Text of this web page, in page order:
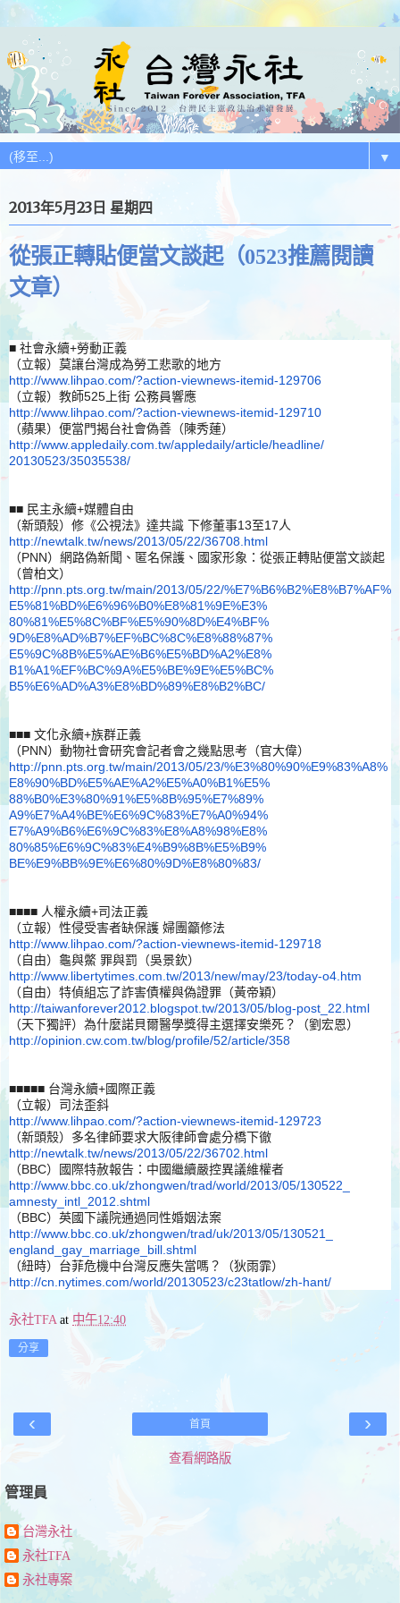
▼
2013年5月23日 星期四
從張正轉貼便當文談起（0523推薦閱讀
文章）
■ 社會永續+勞動正義
（立報） 莫讓台灣成為勞工悲歌的地方
http://www.lihpao.com/?action-viewnews-itemid-129706
（立報）教師525上街 公務員響應
http://www.lihpao.com/?action-viewnews-itemid-129710
（蘋果）便當門揭台社會偽善 （陳秀蓮）
http://www.appledaily.com.tw/appledaily/article/headline/
20130523/35035538/
■■ 民主永續+媒體自由
（新頭殼）修《公視法》達共識 下修董事13至17人
http://newtalk.tw/news/2013/05/22/36708.html
（PNN）網路偽新聞、匿名保護、國家形象： 從張正轉貼便當文談起
（曾柏文）
http://pnn.pts.org.tw/main/2013/05/22/%E7%B6%B2%E8%B7%AF%
E5%81%BD%E6%96%B0%E8%81%9E%E3%
80%81%E5%8C%BF%E5%90%8D%E4%BF%
9D%E8%AD%B7%EF%BC%8C%E8%88%87%
E5%9C%8B%E5%AE%B6%E5%BD%A2%E8%
B1%A1%EF%BC%9A%E5%BE%9E%E5%BC%
B5%E6%AD%A3%E8%BD%89%E8%B2%BC/
■■■ 文化永續+族群正義
（PNN）動物社會研究會記者會之幾點思考（官大偉）
http://pnn.pts.org.tw/main/2013/05/23/%E3%80%90%E9%83%A8%
E8%90%BD%E5%AE%A2%E5%A0%B1%E5%
88%B0%E3%80%91%E5%8B%95%E7%89%
A9%E7%A4%BE%E6%9C%83%E7%A0%94%
E7%A9%B6%E6%9C%83%E8%A8%98%E8%
80%85%E6%9C%83%E4%B9%8B%E5%B9%
BE%E9%BB%9E%E6%80%9D%E8%80%83/
■■■■ 人權永續+司法正義
（立報） 性侵受害者缺保護 婦團籲修法
http://www.lihpao.com/?action-viewnews-itemid-129718
（自由）龜與鱉 罪與罰（吳景欽）
http://www.libertytimes.com.tw/2013/new/may/23/today-o4.htm
（自由）特偵組忘了詐害債權與偽證罪（黃帝穎）
http://taiwanforever2012.blogspot.tw/2013/05/blog-post_ 22.html
（天下獨評）為什麼諾貝爾醫學獎得主選擇安樂死？（劉宏恩）
http://opinion.cw.com.tw/blog/profile/52/article/358
■■■■■ 台灣永續+國際正義
（立報） 司法歪斜
http://www.lihpao.com/?action-viewnews-itemid-129723
（新頭殼）多名律師要求大阪律師會處分橋下徹
http://newtalk.tw/news/2013/05/22/36702.html
（BBC）國際特赦報告：中國繼續嚴控異議維權者
http://www.bbc.co.uk/zhongwen/trad/world/2013/05/130522_
amnesty_intl_2012.shtml
（BBC）英國下議院通過同性婚姻法案
http://www.bbc.co.uk/zhongwen/trad/uk/2013/05/130521_
england_gay_marriage_bill.shtml
（紐時）台菲危機中台灣反應失當嗎？（狄雨霏）
http://cn.nytimes.com/world/20130523/c23tatlow/zh-hant/
永社TFA at 中午12:40
分享
‹ ›
首頁
查看網路版
管理員
台灣永社
永社TFA
永社專案